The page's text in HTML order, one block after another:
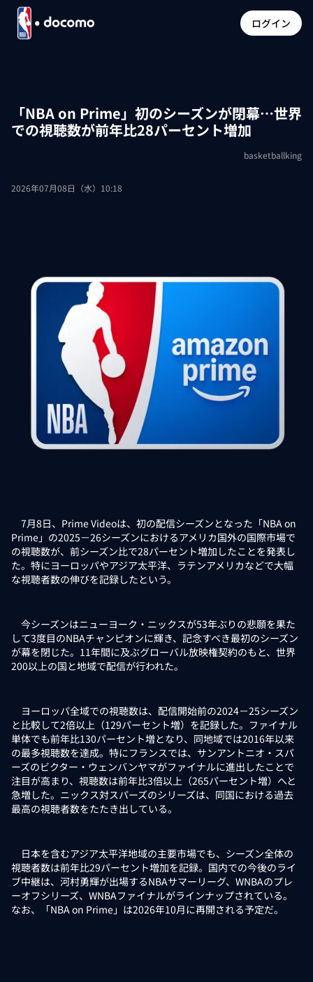
ログイン
「NBA on Prime」初のシーズンが閉幕…世界
での視聴数が前年比28パーセント増加
basketballking
2026年07月08日（水）10:18
7月8日、Prime Videoは、初の配信シーズンとなった「NBA on
Prime」の2025－26シーズンにおけるアメリカ国外の国際市場で
の視聴数が、前シーズン比で28パーセント増加したことを発表し
た。特にヨーロッパやアジア太平洋、ラテンアメリカなどで大幅
な視聴者数の伸びを記録したという。
今シーズンはニューヨーク・ニックスが53年ぶりの悲願を果た
して3度目のNBAチャンピオンに輝き、記念すべき最初のシーズン
が幕を閉じた。11年間に及ぶグローバル放映権契約のもと、世界
200以上の国と地域で配信が行われた。
ヨーロッパ全域での視聴数は、配信開始前の2024－25シーズン
と比較して2倍以上（129パーセント増）を記録した。ファイナル
単体でも前年比130パーセント増となり、同地域では2016年以来
の最多視聴数を達成。特にフランスでは、サンアントニオ・スパ
ーズのビクター・ウェンバンヤマがファイナルに進出したことで
注目が高まり、視聴数は前年比3倍以上（265パーセント増）へと
急増した。ニックス対スパーズのシリーズは、同国における過去
最高の視聴者数をたたき出している。
日本を含むアジア太平洋地域の主要市場でも、シーズン全体の
視聴者数は前年比29パーセント増加を記録。国内での今後のライ
ブ中継は、河村勇輝が出場するNBAサマーリーグ、WNBAのプレ
ーオフシリーズ、WNBAファイナルがラインナップされている。
なお、「NBA on Prime」は2026年10月に再開される予定だ。